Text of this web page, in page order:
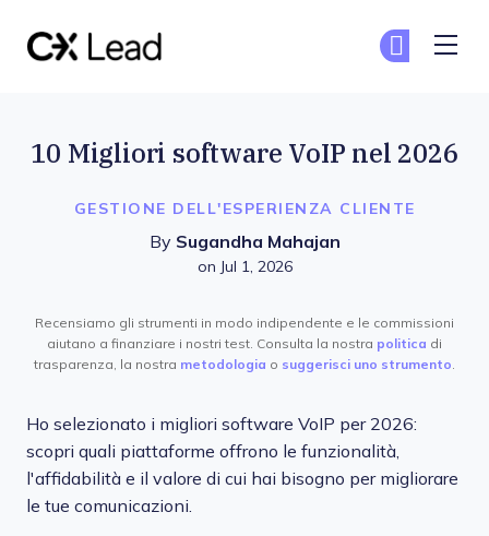
GESTIONE DELL'ESPERIENZA CLIENTE
10 Migliori software VoIP nel 2026
By Sugandha Mahajan
on Jul 1, 2026
Recensiamo gli strumenti in modo indipendente e le commissioni
aiutano a finanziare i nostri test. Consulta la nostra politica di
trasparenza, la nostra metodologia o suggerisci uno strumento.
Ho selezionato i migliori software VoIP per 2026:
scopri quali piattaforme offrono le funzionalità,
l'affidabilità e il valore di cui hai bisogno per migliorare
le tue comunicazioni.